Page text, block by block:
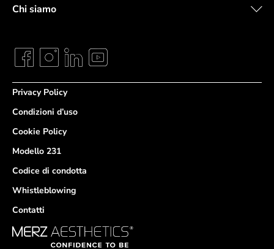
Chi siamo
Privacy Policy
Condizioni d’uso
Cookie Policy
Modello 231
Codice di condotta
Whistleblowing
Contatti